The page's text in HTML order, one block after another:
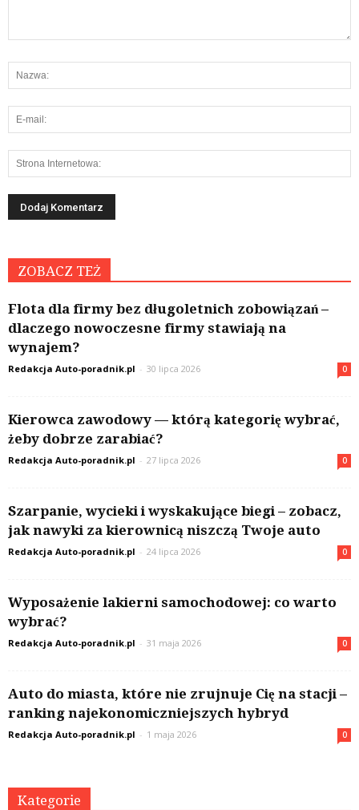
ZOBACZ TEŻ
Flota dla firmy bez długoletnich zobowiązań –
dlaczego nowoczesne firmy stawiają na
wynajem?
Redakcja Auto-poradnik.pl - 30 lipca 2026 0
Kierowca zawodowy — którą kategorię wybrać,
żeby dobrze zarabiać?
Redakcja Auto-poradnik.pl - 27 lipca 2026 0
Szarpanie, wycieki i wyskakujące biegi – zobacz,
jak nawyki za kierownicą niszczą Twoje auto
Redakcja Auto-poradnik.pl - 24 lipca 2026 0
Wyposażenie lakierni samochodowej: co warto
wybrać?
Redakcja Auto-poradnik.pl - 31 maja 2026 0
Auto do miasta, które nie zrujnuje Cię na stacji –
ranking najekonomiczniejszych hybryd
Redakcja Auto-poradnik.pl - 1 maja 2026 0
Kategorie